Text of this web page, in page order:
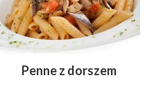
Penne z dorszem